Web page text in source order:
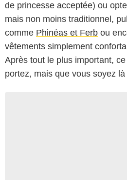
de princesse acceptée) ou
mais non moins traditionnel,
comme Phinéas et Ferb ou
vêtements simplement
Après tout le plus important,
portez, mais que vous soyez